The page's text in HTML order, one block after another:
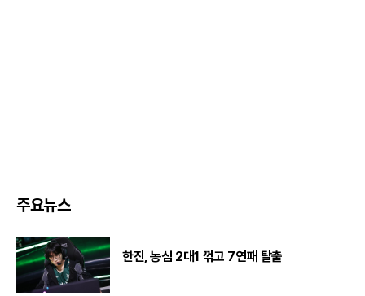
주요뉴스
한진, 농심 2대1 꺾고 7연패 탈출